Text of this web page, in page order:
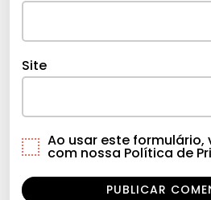
Site
Ao usar este
com nossa Política de